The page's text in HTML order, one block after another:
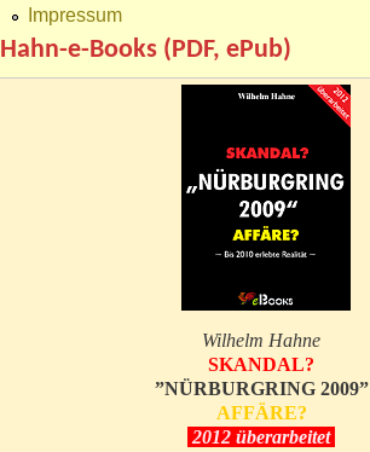
Impressum
Hahn-e-Books (PDF, ePub)
Wilhelm Hahne
SKANDAL?
”NÜRBURGRING 2009”
AFFÄRE?
2012 überarbeitet